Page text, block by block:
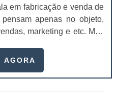
em fabricação e venda de
apenas no objeto,
marketing e etc. Mas
esforços podem não valer
abrangente, pois este item,
AGORA